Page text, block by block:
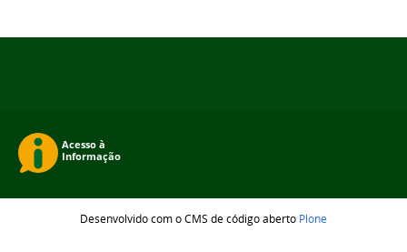
Desenvolvido com o CMS de código aberto Plone